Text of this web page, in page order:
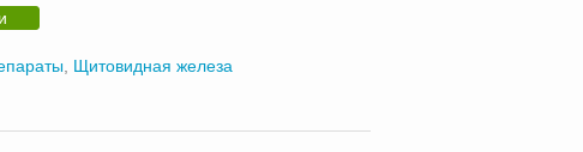
Щитовидная железа